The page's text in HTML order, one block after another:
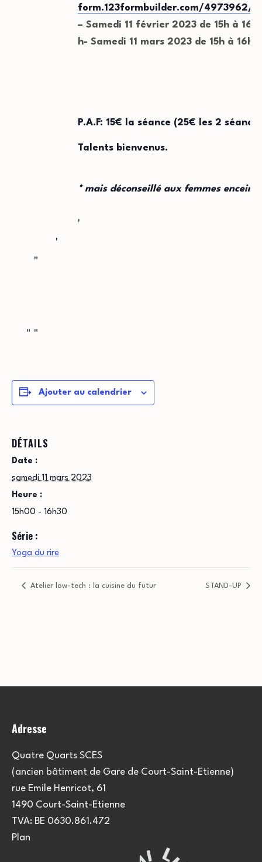
form.123formbuilder.com/4973962/
– Samedi 11 février 2023 de 15h à
h- Samedi 11 mars 2023de 15h à
P.A.F: 15€ la séance (25€ les 2
Talents bienvenus.
* mais déconseillé aux femmes
Ajouter au calendrier
DÉTAILS
Date :
samedi 11 mars 2023
Heure :
15h00 - 16h30
Série :
Yoga du rire
Atelier low-tech : la cuisine du futur STAND-UP
Adresse
Quatre Quarts SCES
(ancien bâtiment de Gare de Court-Saint-Etienne)
rue Emile Henricot, 61
1490 Court-Saint-Etienne
TVA: BE 0630.861.472
Plan